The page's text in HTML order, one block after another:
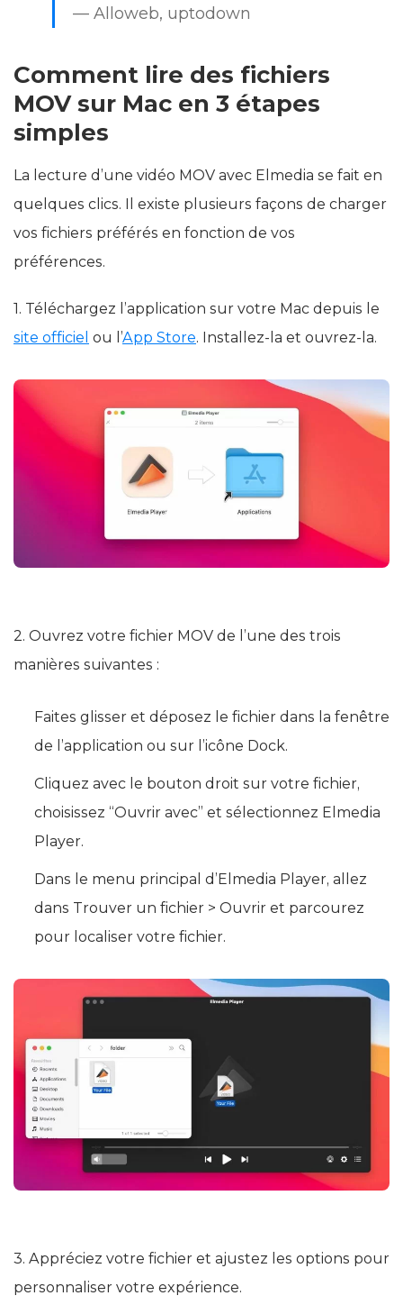
— Alloweb, uptodown
Comment lire des fichiers
MOV sur Mac en 3 étapes
simples
La lecture d’une vidéo MOV avec Elmedia se fait en
quelques clics. Il existe plusieurs façons de charger
vos fichiers préférés en fonction de vos
préférences.
1. Téléchargez l’application sur votre Mac depuis le
site officiel ou l’App Store. Installez-la et ouvrez-la.
2. Ouvrez votre fichier MOV de l’une des trois
manières suivantes :
Faites glisser et déposez le fichier dans la fenêtre
de l’application ou sur l’icône Dock.
Cliquez avec le bouton droit sur votre fichier,
choisissez “Ouvrir avec” et sélectionnez Elmedia
Player.
Dans le menu principal d’Elmedia Player, allez
dans Trouver un fichier > Ouvrir et parcourez
pour localiser votre fichier.
3. Appréciez votre fichier et ajustez les options pour
personnaliser votre expérience.